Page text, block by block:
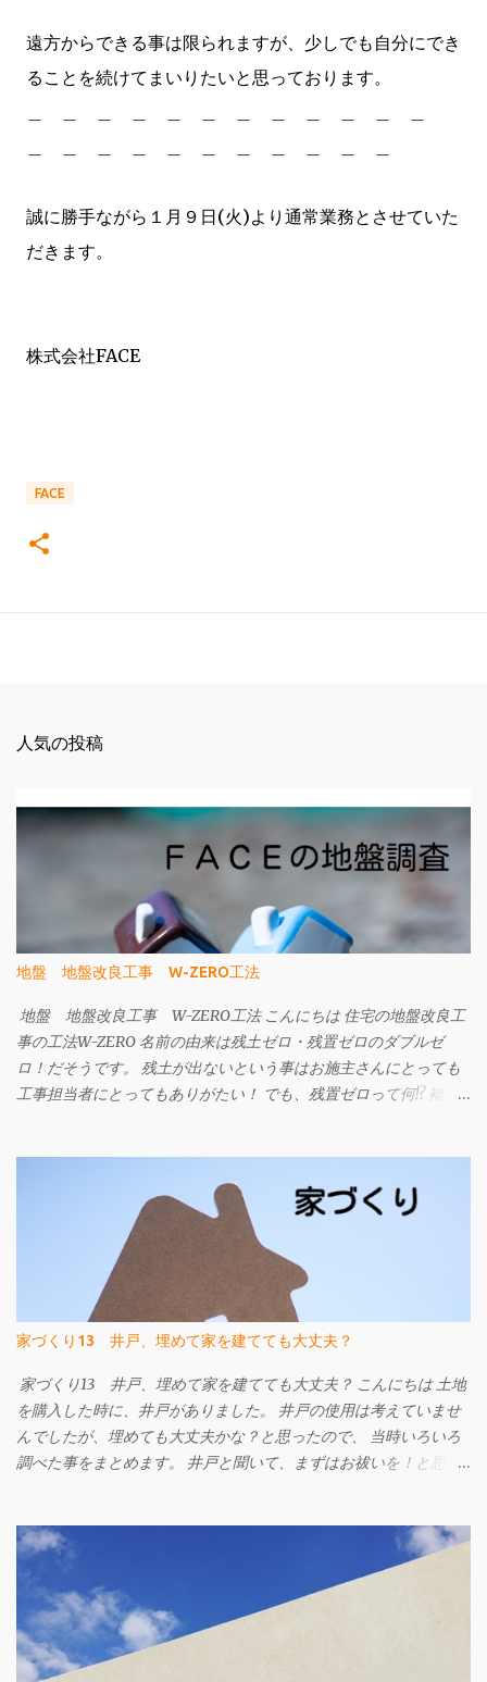
遠方からできる事は限られますが、少しでも自分にでき
ることを続けてまいりたいと思っております。
誠に勝手ながら１月９日(火)より通常業務とさせていた
だきます。
株式会社FACE
FACE
人気の投稿
地盤 地盤改良工事 W-ZERO工法
地盤 地盤改良工事 W-ZERO工法 こんにちは 住宅の地盤改良工
事の工法W-ZERO 名前の由来は残土ゼロ・残置ゼロのダブルゼ
ロ！だそうです。 残土が出ないという事はお施主さんにとっても
工事担当者にとってもありがたい！ でも、残置ゼロって何!? 補強
は土地の支持力も活かして改良工事の内容を考えられています。
ですから、杭の本数が従来より少なくなったり、施工日数が少な
くて済むなどのメリットがあります。 地盤改良工事は建物を支え
る事が一番です。 地震や液状化による被害がゼロになる工事では
ありませんが、 地盤補強工事を行っている建物と比べ地震による
被害は小さくなります。 地盤改良工事をご検討中の方はW-ZERO
工法も候補に挙げてみてはいかがでしょうか。 詳しくはこちらの
ページへ W-ZERO工法 地盤調査・地盤改良工事のご相談は㈱
FACEまで e-mail info@face215.com tel 087-813-6811
家づくり13 井戸、埋めて家を建てても大丈夫？
家づくり13 井戸、埋めて家を建てても大丈夫？ こんにちは 土地
を購入した時に、井戸がありました。 井戸の使用は考えていませ
んでしたが、埋めても大丈夫かな？と思ったので、 当時いろいろ
調べた事をまとめます。 井戸と聞いて、まずはお祓いを！と思い
が進まない、ちょっとしたケガをする。 ということがあり、工事
の途中で改めてお祓いをした。という記憶があったからです。 購
入した土地に井戸は２つあり、１つは干上がっていたようでし
た。 もう一つはしっかりと水が出る井戸です。 干上がったものは
埋める、水が出るものはそのままにしておく事に。 我が家はその
上に家を建てる事はしませんでしたので、花崗土と井戸の底まで